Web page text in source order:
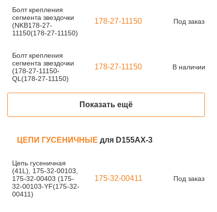
Болт крепления
сегмента звездочки
(NKB178-27-
11150(178-27-11150)
178-27-11150 Под заказ
Болт крепления
сегмента звездочки
(178-27-11150-
QL(178-27-11150)
178-27-11150 В наличии
Показать ещё
ЦЕПИ ГУСЕНИЧНЫЕ для D155AX-3
Цепь гусеничная
(41L), 175-32-00103,
175-32-00403 (175-
32-00103-YF(175-32-
00411)
175-32-00411 Под заказ